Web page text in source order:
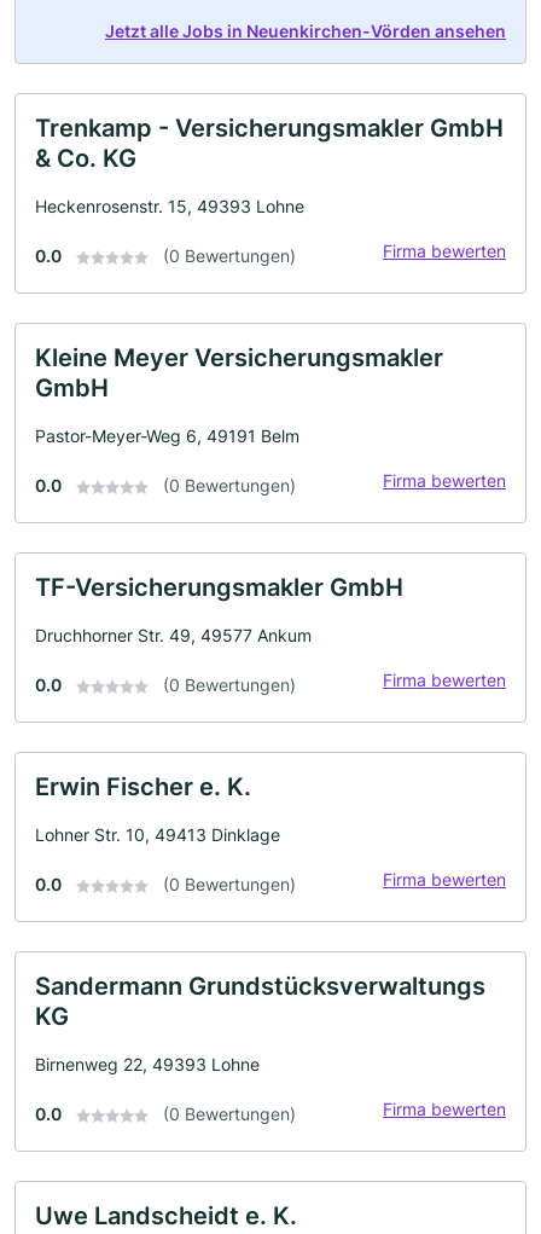
Jetzt alle Jobs in Neuenkirchen-Vörden ansehen
Trenkamp - Versicherungsmakler GmbH
& Co. KG
Heckenrosenstr. 15, 49393 Lohne
0.0 (0 Bewertungen) Firma bewerten
Kleine Meyer Versicherungsmakler
GmbH
Pastor-Meyer-Weg 6, 49191 Belm
0.0 (0 Bewertungen) Firma bewerten
TF-Versicherungsmakler GmbH
Druchhorner Str. 49, 49577 Ankum
0.0 (0 Bewertungen) Firma bewerten
Erwin Fischer e. K.
Lohner Str. 10, 49413 Dinklage
0.0 (0 Bewertungen) Firma bewerten
Sandermann Grundstücksverwaltungs
KG
Birnenweg 22, 49393 Lohne
0.0 (0 Bewertungen) Firma bewerten
Uwe Landscheidt e. K.